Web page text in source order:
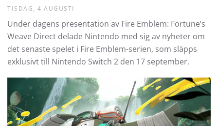
TISDAG, 4 AUGUSTI
Under dagens presentation av Fire Emblem: Fortune’s
Weave Direct delade Nintendo med sig av nyheter om
det senaste spelet i Fire Emblem-serien, som släpps
exklusivt till Nintendo Switch 2 den 17 september.